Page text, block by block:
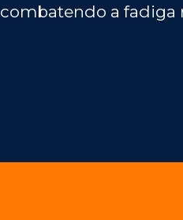
combatendo a fadiga